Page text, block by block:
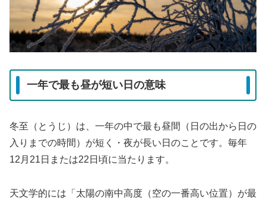
一年で最も昼が短い日の意味
冬至（とうじ）は、一年の中で最も昼間（日の出から日の
入りまでの時間）が短く・夜が長い日のことです。毎年
12月21日または22日頃に当たります。
天文学的には「太陽の南中高度（空の一番高い位置）が最